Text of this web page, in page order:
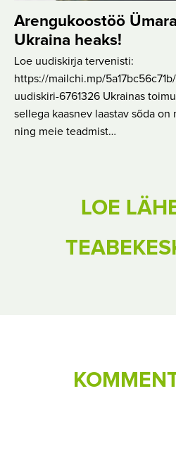
Arengukoostöö
Ukraina heaks!
Loe uudiskirja tervenisti:
https://mailchi.mp/
uudiskiri-6761326 Ukrainas
sellega kaasnev laastav sõda
ning meie teadmist…
LOE